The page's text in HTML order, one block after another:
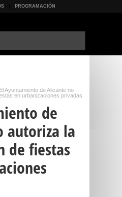
PROGRAMACIÓN
El Ayuntamiento de Alicante no
en urbanizaciones privadas
de
autoriza la
de fiestas